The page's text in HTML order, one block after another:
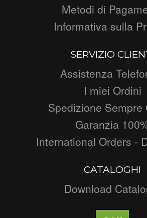
Metodi di
Informativa sulla
SERVIZIO
Assistenza
I miei Ordini
Spedizione Sempre
Garanzia
International Orders -
CATALOGHI
Download